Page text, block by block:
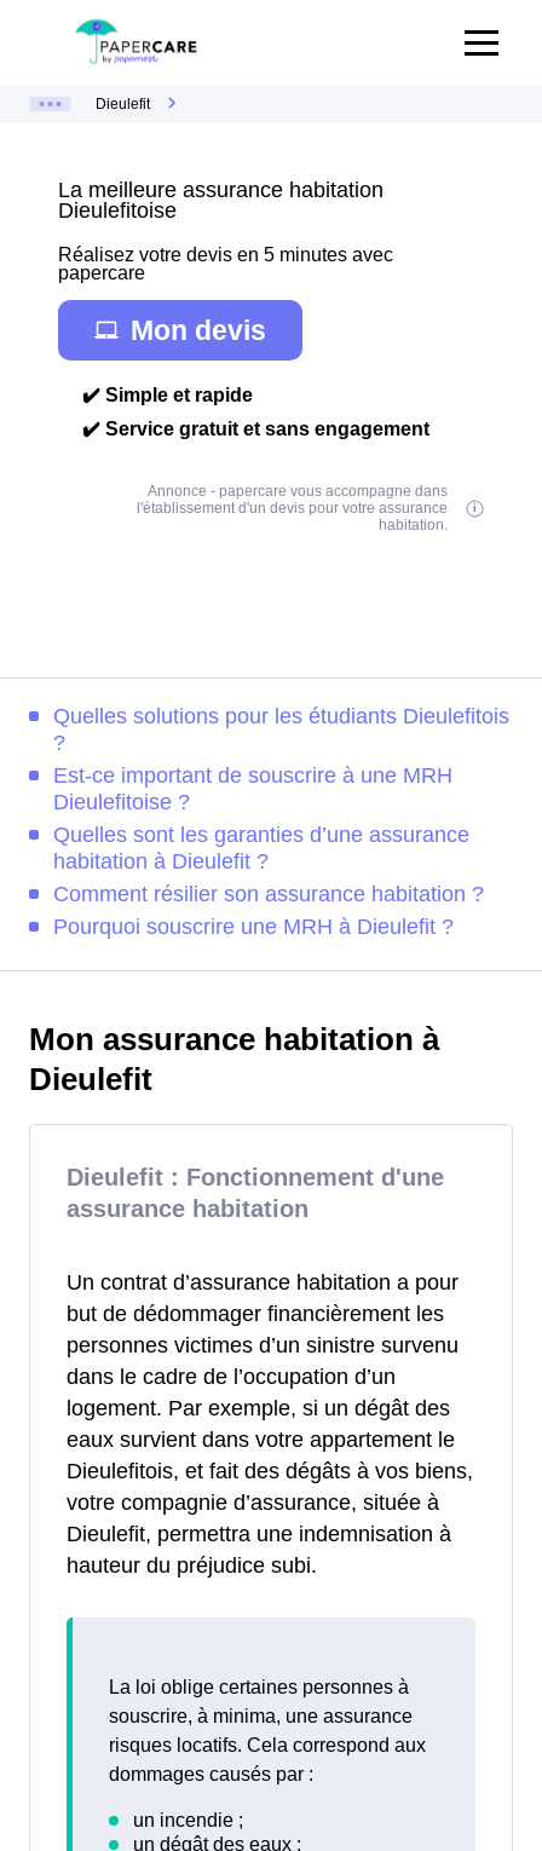
Dieulefit
La meilleure assurance habitation
Dieulefitoise
Réalisez votre devis en 5 minutes avec
papercare
Mon devis
✔️ Simple et rapide
✔️ Service gratuit et sans engagement
Annonce - papercare vous accompagne dans
l'établissement d'un devis pour votre assurance
habitation.
Quelles solutions pour les étudiants Dieulefitois
?
Est-ce important de souscrire à une MRH
Dieulefitoise ?
Quelles sont les garanties d’une assurance
habitation à Dieulefit ?
Comment résilier son assurance habitation ?
Pourquoi souscrire une MRH à Dieulefit ?
Mon assurance habitation à
Dieulefit
Dieulefit : Fonctionnement d'une
assurance habitation
Un contrat d’assurance habitation a pour
but de dédommager financièrement les
personnes victimes d’un sinistre survenu
dans le cadre de l’occupation d’un
logement. Par exemple, si un dégât des
eaux survient dans votre appartement le
Dieulefitois, et fait des dégâts à vos biens,
votre compagnie d’assurance, située à
Dieulefit, permettra une indemnisation à
hauteur du préjudice subi.
La loi oblige certaines personnes à
souscrire, à minima, une assurance
risques locatifs. Cela correspond aux
dommages causés par :